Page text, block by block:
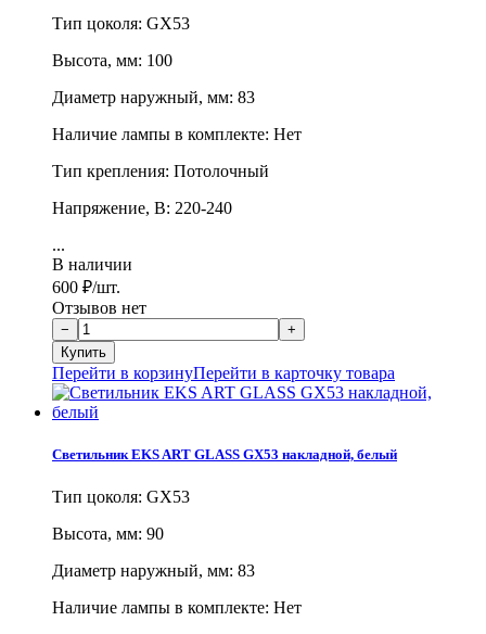
Тип цоколя: GX53
Высота, мм: 100
Диаметр наружный, мм: 83
Наличие лампы в комплекте: Нет
Тип крепления: Потолочный
Напряжение, В: 220-240
...
В наличии
600 ₽/шт.
Отзывов нет
Перейти в корзинуПерейти в карточку товара
Светильник EKS ART GLASS GX53 накладной, белый
Тип цоколя: GX53
Высота, мм: 90
Диаметр наружный, мм: 83
Наличие лампы в комплекте: Нет